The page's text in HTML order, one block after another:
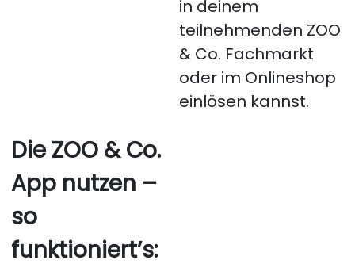
in deinem
teilnehmenden ZOO
& Co. Fachmarkt
oder im Onlineshop
einlösen kannst.
Die ZOO & Co.
App nutzen –
so
funktioniert’s: